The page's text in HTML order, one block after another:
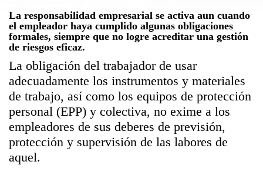
La responsabilidad empresarial se activa aun cuando
el empleador haya cumplido algunas obligaciones
formales, siempre que no logre acreditar una gestión
de riesgos eficaz.
La obligación del trabajador de usar
adecuadamente los instrumentos y materiales
de trabajo, así como los equipos de protección
personal (EPP) y colectiva, no exime a los
empleadores de sus deberes de previsión,
protección y supervisión de las labores de
aquel.